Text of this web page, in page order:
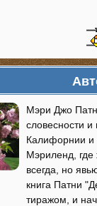
Мэри Джо
словесности
Калифорнии и
Мэриленд, где
всегда, но
книга Патни
тиражом, и